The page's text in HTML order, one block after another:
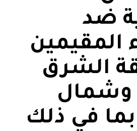
ضد
المقيمين
الشرق
وشمال
بما في ذلك